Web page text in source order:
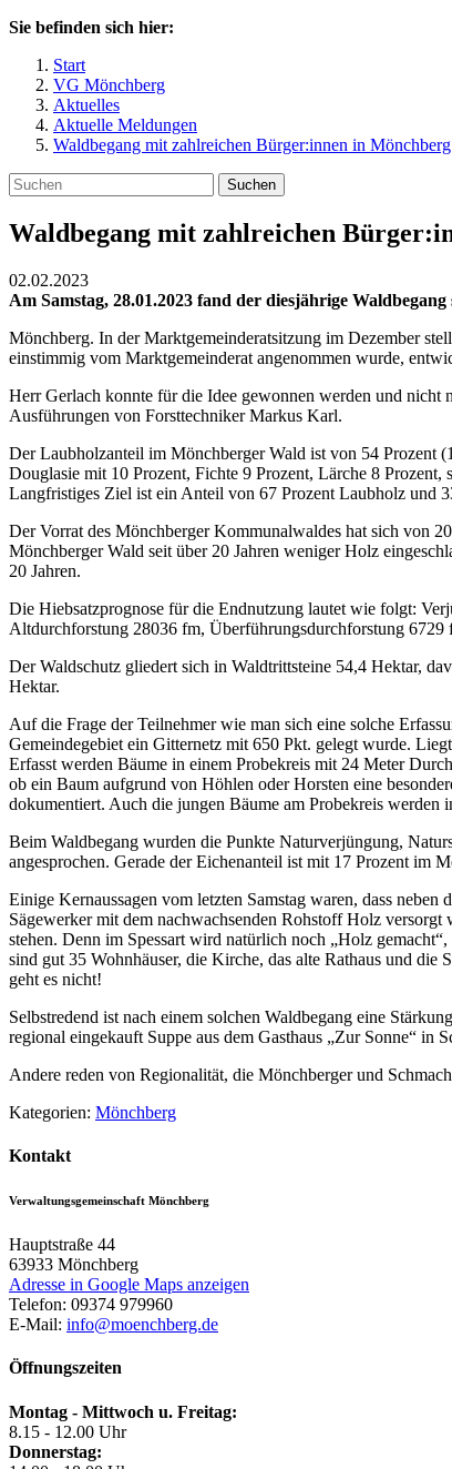
Sie befinden sich hier:
Start
VG Mönchberg
Aktuelles
Aktuelle Meldungen
Waldbegang mit zahlreichen Bürger:innen in Mönchberg
Suchen
Waldbegang mit zahlreichen
02.02.2023
Am Samstag, 28.01.2023 fand der diesjährige Waldbegang
Mönchberg. In der Marktgemeinderatsitzung im Dezember
einstimmig vom Marktgemeinderat angenommen wurde,
Herr Gerlach konnte für die Idee gewonnen werden und nicht
Ausführungen von Forsttechniker Markus Karl.
Der Laubholzanteil im Mönchberger Wald ist von 54 Prozent
Douglasie mit 10 Prozent, Fichte 9 Prozent, Lärche 8
Langfristiges Ziel ist ein Anteil von 67 Prozent Laubholz und
Der Vorrat des Mönchberger Kommunalwaldes hat sich von
Mönchberger Wald seit über 20 Jahren weniger Holz
20 Jahren.
Die Hiebsatzprognose für die Endnutzung lautet wie folgt:
Altdurchforstung 28036 fm, Überführungsdurchforstung 6729
Der Waldschutz gliedert sich in Waldtrittsteine 54,4 Hektar,
Hektar.
Auf die Frage der Teilnehmer wie man sich eine solche
Gemeindegebiet ein Gitternetz mit 650 Pkt. gelegt wurde.
Erfasst werden Bäume in einem Probekreis mit 24 Meter
ob ein Baum aufgrund von Höhlen oder Horsten eine
dokumentiert. Auch die jungen Bäume am Probekreis werden
Beim Waldbegang wurden die Punkte Naturverjüngung,
angesprochen. Gerade der Eichenanteil ist mit 17 Prozent im
Einige Kernaussagen vom letzten Samstag waren, dass
Sägewerker mit dem nachwachsenden Rohstoff Holz
stehen. Denn im Spessart wird natürlich noch „Holz
sind gut 35 Wohnhäuser, die Kirche, das alte Rathaus und
geht es nicht!
Selbstredend ist nach einem solchen Waldbegang eine
regional eingekauft Suppe aus dem Gasthaus „Zur Sonne“ in
Andere reden von Regionalität, die Mönchberger und
Kategorien: Mönchberg
Kontakt
Verwaltungsgemeinschaft Mönchberg
Hauptstraße 44
63933 Mönchberg
Adresse in Google Maps anzeigen
Telefon: 09374 979960
E-Mail: info@moenchberg.de
Öffnungszeiten
Montag - Mittwoch u. Freitag:
8.15 - 12.00 Uhr
Donnerstag: